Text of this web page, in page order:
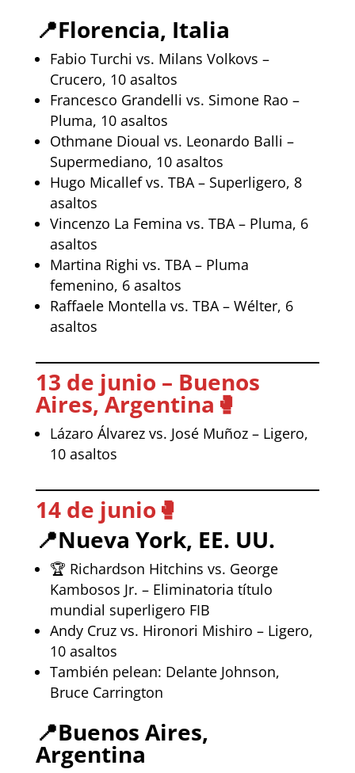
📍Florencia, Italia
Fabio Turchi vs. Milans Volkovs –
Crucero, 10 asaltos
Francesco Grandelli vs. Simone Rao –
Pluma, 10 asaltos
Othmane Dioual vs. Leonardo Balli –
Supermediano, 10 asaltos
Hugo Micallef vs. TBA – Superligero, 8
asaltos
Vincenzo La Femina vs. TBA – Pluma, 6
asaltos
Martina Righi vs. TBA – Pluma
femenino, 6 asaltos
Raffaele Montella vs. TBA – Wélter, 6
asaltos
13 de junio – Buenos
Aires, Argentina 🥊
Lázaro Álvarez vs. José Muñoz – Ligero,
10 asaltos
14 de junio 🥊
📍Nueva York, EE. UU.
🏆 Richardson Hitchins vs. George
Kambosos Jr. – Eliminatoria título
mundial superligero FIB
Andy Cruz vs. Hironori Mishiro – Ligero,
10 asaltos
También pelean: Delante Johnson,
Bruce Carrington
📍Buenos Aires,
Argentina